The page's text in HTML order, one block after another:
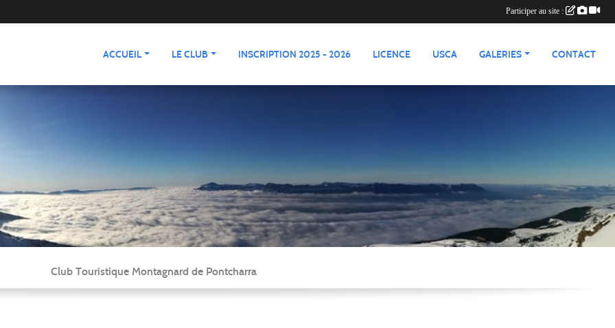
ACCUEIL LE CLUB INSCRIPTION 2025 - 2026 LICENCE USCA GALERIES CONTACT
Club Touristique Montagnard de Pontcharra
Participer au site :